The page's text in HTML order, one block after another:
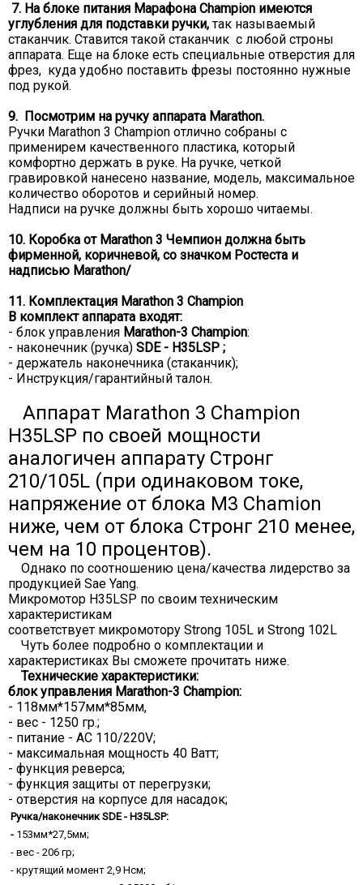
7. На блоке питания Марафона Champion имеются
углубления для подставки ручки,так называемый
стаканчик. Ставится такой стаканчик с любой строны
аппарата. Еще на блоке есть специальные отверстия для
фрез, куда удобно поставить фрезы постоянно нужные
под рукой.
9. Посмотрим на ручку аппарата Marathon.
Ручки Marathon 3 Champion отлично собраны с
применирем качественного пластика, который
комфортно держать в руке. На ручке, четкой
гравировкой нанесено название, модель, максимальное
количество оборотов и серийный номер.
Надписи на ручке должны быть хорошо читаемы.
10. Коробка от Marathon 3 Чемпион должна быть
фирменной, коричневой, со значком Ростеста и
надписью Marathon/
11. Комплектация Marathon 3 Champion
В комплект аппарата входят:
- блок управления Marathon-3 Champion:
- наконечник (ручка) SDE - H35LSP ;
- держатель наконечника (стаканчик);
- Инструкция/гарантийный талон.
Аппарат Marathon 3 Сhampion
H35LSP по своей мощности
аналогичен аппарату Стронг
210/105L (при одинаковом токе,
напряжение от блока M3 Chamion
ниже, чем от блока Стронг 210 менее,
чем на 10 процентов).
Однако по соотношению цена/качества лидерство за
продукцией Sae Yang.
Микромотор H35LSP по своим техническим
характеристикам
соответствует микромотору Strong 105L и Strong 102L
Чуть более подробно о комплектации и
характеристиках Вы сможете прочитать ниже.
Технические характеристики:
блок управления Marathon-3 Champion:
- 118мм*157мм*85мм,
- вес - 1250 гр.;
- питание - АС 110/220V;
- максимальная мощность 40 Ватт;
- функция реверса;
- функция защиты от перегрузки;
- отверстия на корпусе для насадок;
Ручка/наконечник SDE - H35LSP:
- 153мм*27,5мм;
- вес - 206 гр;
- крутящий момент 2,9 Нсм;